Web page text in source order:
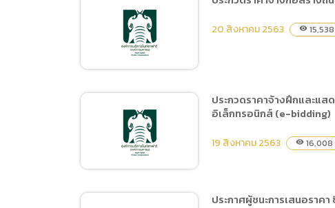
การเปิดเผย
การนำข้อมูลไ
ประกวดราคาจ้างก่อสร้าง
จ้างเหมาดูดตะกอนเลนของ
สระเก็บน้ำ Swan Lake ด้วย
วิธีประกวดราคา
อิเล็กทรอนิกส์ (e-bidding)
ประกวดราคาจ้างก่อสร้าง
ถนนคอนกรีตเสริมเหล็ก
รอบวงเวียนช้างวารีกุญชร
ด้วยวิธีประกวดราคา
อิเล็กทรอนิกส์ (e-bidding)
20 สิงหาคม 2563 visibility 15,538
ประกวดราคาจ้างฝึกและแส
อิเล็กทรอนิกส์ (e-bidding)
19 สิงหาคม 2563 visibility 16,008
ประกาศผู้ชนะการเสนอราค